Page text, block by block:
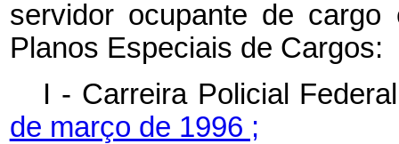
servidor ocupante de
Planos Especiais de Cargos:
I - Carreira Policial
de março de 1996 ;